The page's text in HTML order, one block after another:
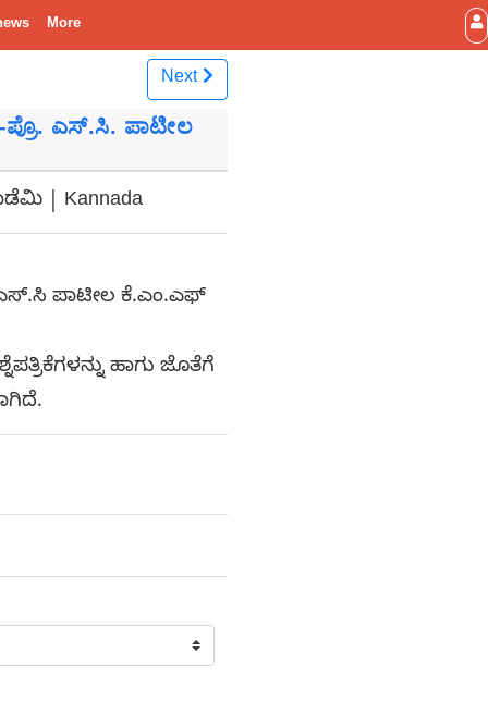
More
Next
-ಪ್ರೊ. ಎಸ್.ಸಿ. ಪಾಟೀಲ
| Kannada
ಎಸ್.ಸಿ ಪಾಟೀಲ ಕೆ.ಎಂ.ಎಫ್
ಹಾಗು ಜೊತೆಗೆ